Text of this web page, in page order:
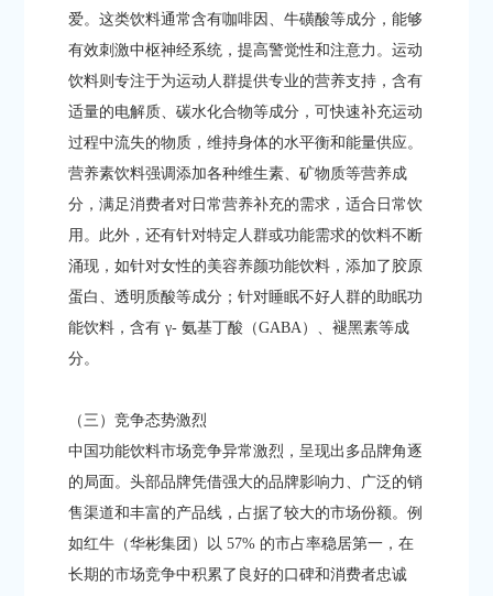
爱。这类饮料通常含有咖啡因、牛磺酸等成分，能够
有效刺激中枢神经系统，提高警觉性和注意力。运动
饮料则专注于为运动人群提供专业的营养支持，含有
适量的电解质、碳水化合物等成分，可快速补充运动
过程中流失的物质，维持身体的水平衡和能量供应。
营养素饮料强调添加各种维生素、矿物质等营养成
分，满足消费者对日常营养补充的需求，适合日常饮
用。此外，还有针对特定人群或功能需求的饮料不断
涌现，如针对女性的美容养颜功能饮料，添加了胶原
蛋白、透明质酸等成分；针对睡眠不好人群的助眠功
能饮料，含有 γ- 氨基丁酸（GABA）、褪黑素等成
分。​
（三）竞争态势激烈​
中国功能饮料市场竞争异常激烈，呈现出多品牌角逐
的局面。头部品牌凭借强大的品牌影响力、广泛的销
售渠道和丰富的产品线，占据了较大的市场份额。例
如红牛（华彬集团）以 57% 的市占率稳居第一，在
长期的市场竞争中积累了良好的口碑和消费者忠诚